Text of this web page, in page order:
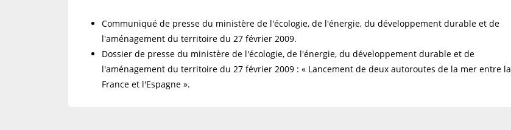
Communiqué de presse du ministère de l'écologie, de l'énergie, du développement durable et de
l'aménagement du territoire du 27 février 2009.
Dossier de presse du ministère de l'écologie, de l'énergie, du développement durable et de
l'aménagement du territoire du 27 février 2009 : « Lancement de deux autoroutes de la mer entre la
France et l'Espagne ».